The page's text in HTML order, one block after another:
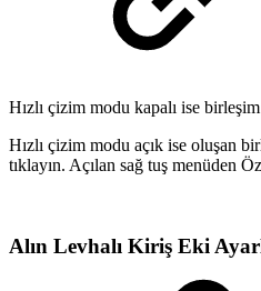
Hızlı çizim modu kapalı ise
Hızlı çizim modu açık ise oluşan
tıklayın. Açılan sağ tuş menüden
Alın Levhalı Kiriş Eki